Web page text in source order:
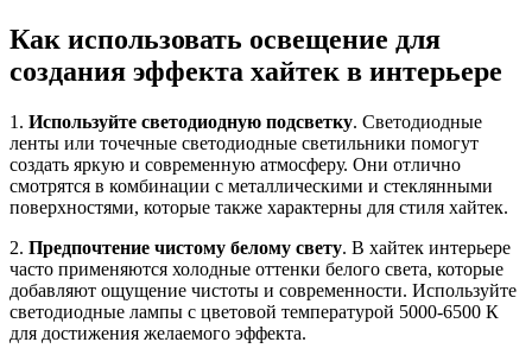
Как использовать освещение для
создания эффекта хайтек в интерьере
1. Используйте светодиодную подсветку. Светодиодные
ленты или точечные светодиодные светильники помогут
создать яркую и современную атмосферу. Они отлично
смотрятся в комбинации с металлическими и стеклянными
поверхностями, которые также характерны для стиля хайтек.
2. Предпочтение чистому белому свету. В хайтек интерьере
часто применяются холодные оттенки белого света, которые
добавляют ощущение чистоты и современности. Используйте
светодиодные лампы с цветовой температурой 5000-6500 К
для достижения желаемого эффекта.